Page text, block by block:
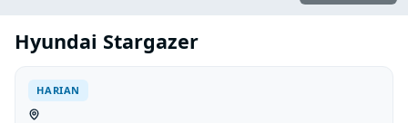
Hyundai Stargazer
HARIAN